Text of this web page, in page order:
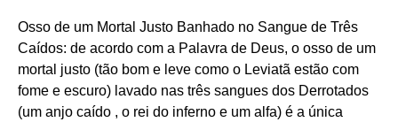
Osso de um Mortal Justo Banhado no Sangue de Três
Caídos: de acordo com a Palavra de Deus, o osso de um
mortal justo (tão bom e leve como o Leviatã estão com
fome e escuro) lavado nas três sangues dos Derrotados
(um anjo caído , o rei do inferno e um alfa) é a única